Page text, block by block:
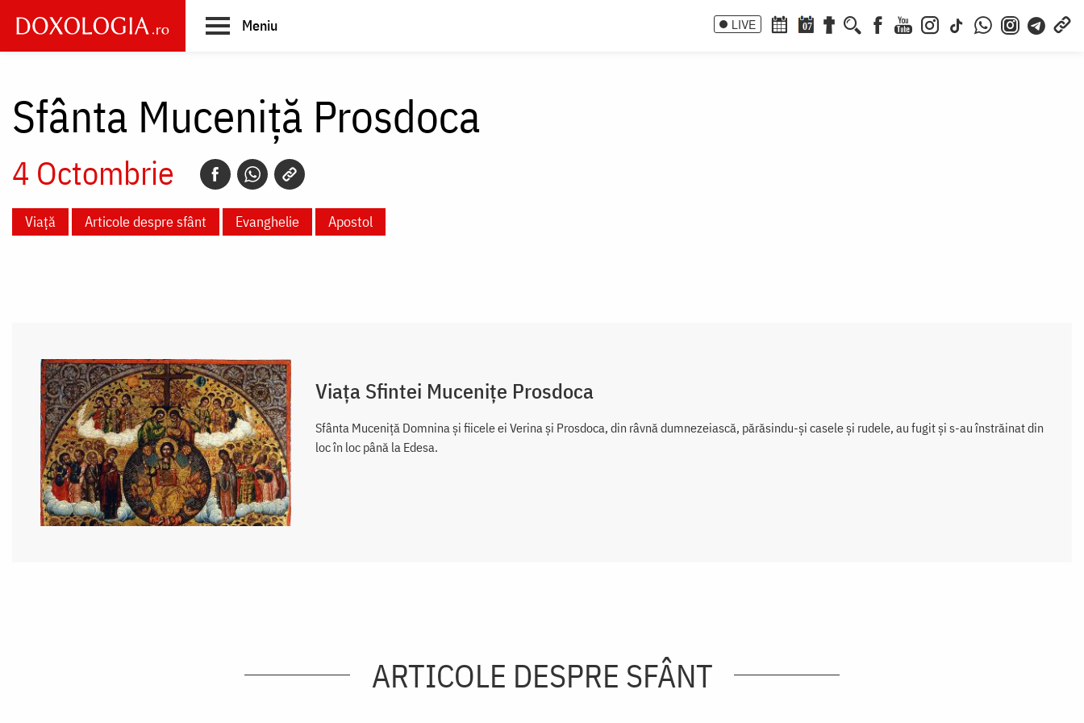
main
Meniu LIVE 07
Sfânta Muceniță Prosdoca
4 Octombrie
Viață Articole despre sfânt Evanghelie Apostol
Viața Sfintei Mucenițe Prosdoca
Sfânta Muceniţă Domnina şi fiicele ei Verina şi Prosdoca, din râvnă dumnezeiască, părăsindu-şi casele şi rudele, au fugit şi s-au înstrăinat din
loc în loc până la Edesa.
ARTICOLE DESPRE SFÂNT